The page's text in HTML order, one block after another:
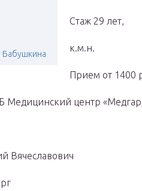
Бабушкина
Стаж 29 лет,
к.м.н.
Прием от 1400
Медицинский центр
Вячеславович